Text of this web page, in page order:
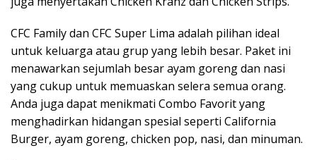
CFC Family dan CFC Super Lima adalah pilihan ideal
untuk keluarga atau grup yang lebih besar. Paket ini
menawarkan sejumlah besar ayam goreng dan nasi
yang cukup untuk memuaskan selera semua orang.
Anda juga dapat menikmati Combo Favorit yang
menghadirkan hidangan spesial seperti California
Burger, ayam goreng, chicken pop, nasi, dan minuman.